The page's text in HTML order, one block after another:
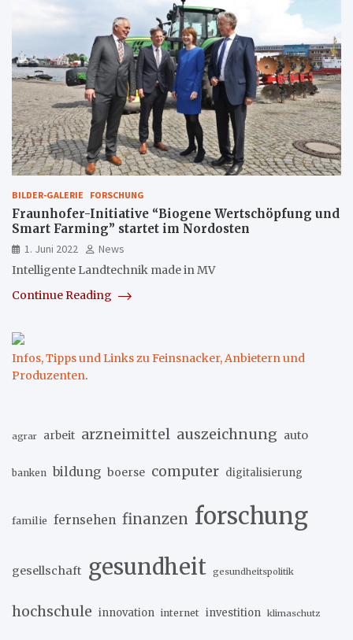
BILDER-GALERIE FORSCHUNG
Fraunhofer-Initiative “Biogene Wertschöpfung und
Smart Farming” startet im Nordosten
1. Juni 2022
News
Intelligente Landtechnik made in MV
Continue Reading
Infos, Tipps und Links zu Feinsnacker, Anbietern und
Produzenten.
agrar arbeit arzneimittel auszeichnung auto
banken bildung boerse computer digitalisierung
familie fernsehen finanzen forschung
gesellschaft gesundheit gesundheitspolitik
hochschule innovation internet investition klimaschutz